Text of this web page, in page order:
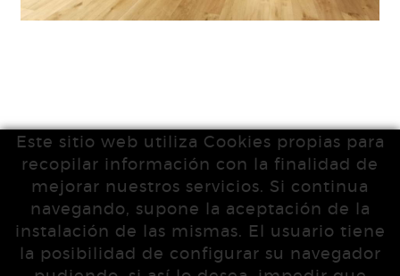
Este sitio web utiliza Cookies propias para
recopilar información con la finalidad de
mejorar nuestros servicios. Si continua
navegando, supone la aceptación de la
instalación de las mismas. El usuario tiene
la posibilidad de configurar su navegador